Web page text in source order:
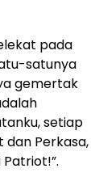
pada
satunya
gemertak
setiap
dan Perkasa,